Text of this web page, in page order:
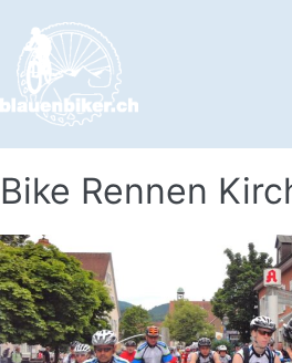
content
Bike Rennen